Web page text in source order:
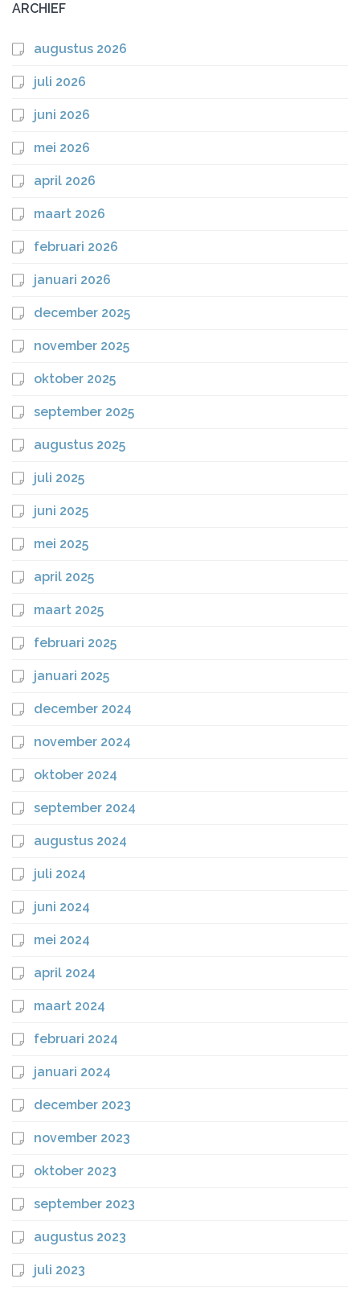
ARCHIEF
augustus 2026
juli 2026
juni 2026
mei 2026
april 2026
maart 2026
februari 2026
januari 2026
december 2025
november 2025
oktober 2025
september 2025
augustus 2025
juli 2025
juni 2025
mei 2025
april 2025
maart 2025
februari 2025
januari 2025
december 2024
november 2024
oktober 2024
september 2024
augustus 2024
juli 2024
juni 2024
mei 2024
april 2024
maart 2024
februari 2024
januari 2024
december 2023
november 2023
oktober 2023
september 2023
augustus 2023
juli 2023